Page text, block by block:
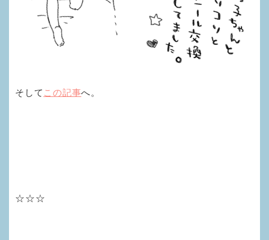
そして この記事へ。
☆☆☆